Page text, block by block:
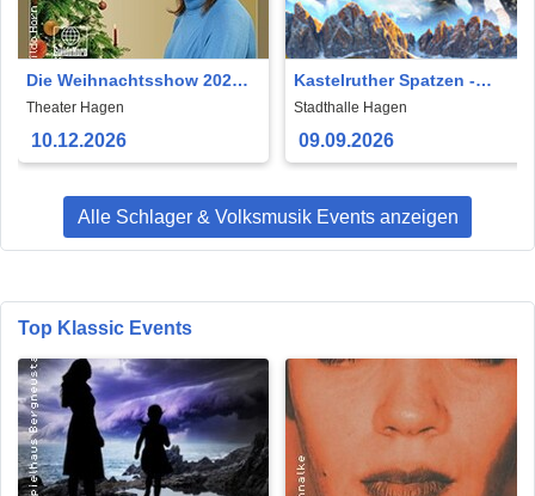
Die Weihnachtsshow 2026 -
Guildo Horn
Theater Hagen
10.12.2026
Kastelruther Spatzen -
Tournee 2026
Stadthalle Hagen
09.09.2026
Alle Schlager & Volksmusik Events anzeigen
Top Klassic Events